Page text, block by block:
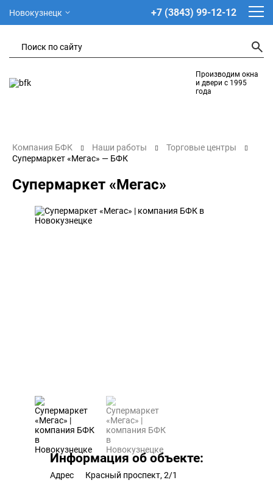
Новокузнецк +7 (3843) 99-12-12
Производим окна
и двери с 1995
года
Компания БФК Наши работы
Торговые центры
Супермаркет «Мегас» — БФК
Супермаркет «Мегас»
Информация об объекте:
Адрес Красный проспект, 2/1